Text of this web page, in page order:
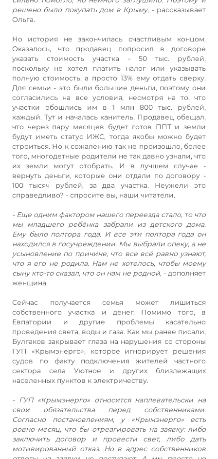
решено было покупать дом в Крыму, - рассказывает
Ольга.
Но история не закончилась счастливым концом.
Оказалось, что продавец попросил в договоре
указать стоимость участка - 50 тыс. рублей,
поскольку не хотел платить налог или указывать
полную стоимость, а просто 13% ему отдать сверху.
Для семьи - это были большие деньги, поэтому они
согласились на все условия, несмотря на то, что
участки обошлись им в 1 млн 800 тыс. рублей,
каждый. Тут и началась канитель. Продавец обещал,
что через пару месяцев будет готов ППТ и земли
будут иметь статус ИЖС, тогда якобы можно будет
строиться. Но к сожалению так не произошло, более
того, многодетные родители не так давно узнали, что
их земли могут отобрать. И в лучшем случае -
вернуть деньги, которые они отдали по договору -
100 тысяч рублей, за два участка. Неужели это
справедливо? - спросите вы, наши читатели.
- Еще одним фактором нашего переезда стало, то что
мы младшего ребёнка забрали из детского дома.
Ему было полтора года. И все эти полтора года он
находился в госучреждении. Мы выбрали опеку, а не
усыновление по причине, что все всё равно узнают,
что я его не родила. Нам не хотелось, чтобы моему
сыну кто-то сказал, что он нам не родной, - дополняет
женщина.
Сейчас получается семья может лишиться
собственного участка и денег. Помимо того, в
Евпатории и другие проблемы касательно
проведения света, воды и газа. Как мы ранее писали,
Булгаков закрывает глаза на нарушения со стороны
ГУП «Крымэнерго», которое игнорирует решения
судов по факту подключения жителей частного
сектора села Уютное и других близлежащих
населенных пунктов к электричеству.
- ГУП «Крымэнерго» относится наплевательски на
свои обязательства перед собственниками.
Согласно постановлениям, у «Крымэнерго» есть
ровно месяц, что бы отреагировать на заявку: либо
заключить договор и провести свет, либо дать
мотивированный отказ. Но в адрес собственников